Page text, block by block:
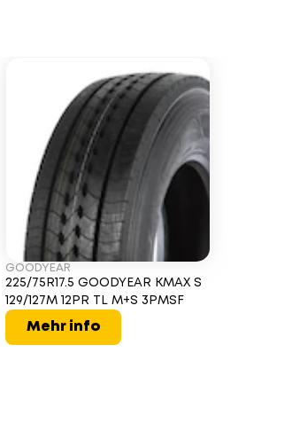
GOODYEAR
225/75R17.5 GOODYEAR KMAX S
129/127M 12PR TL M+S 3PMSF
Mehr info